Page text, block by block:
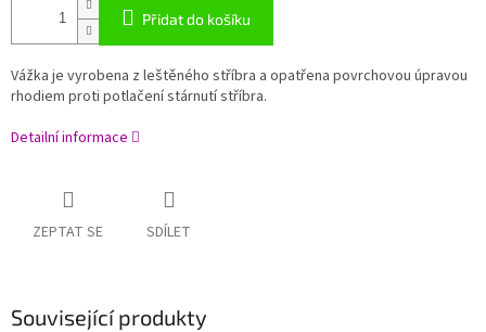
Přidat do košíku
Vážka je vyrobena z leštěného stříbra a opatřena povrchovou úpravou
rhodiem proti potlačení stárnutí stříbra.
Detailní informace
ZEPTAT SE SDÍLET
Související produkty